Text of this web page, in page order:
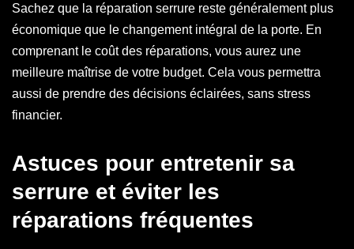
Sachez que la réparation serrure reste généralement plus
économique que le changement intégral de la porte. En
comprenant le coût des réparations, vous aurez une
meilleure maîtrise de votre budget. Cela vous permettra
aussi de prendre des décisions éclairées, sans stress
financier.
Astuces pour entretenir sa
serrure et éviter les
réparations fréquentes